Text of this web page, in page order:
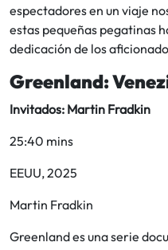
espectadores en un viaje
estas pequeñas pegatinas
dedicación de los
Greenland:
Invitados: Martin Fradkin
25:40 mins
EEUU, 2025
Martin Fradkin
Greenland es una serie